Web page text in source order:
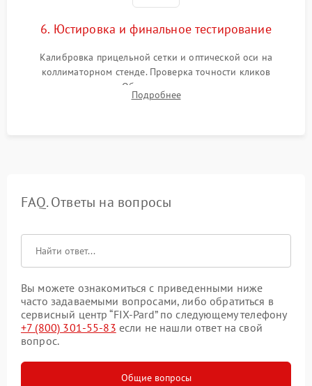
6. Юстировка и финальное тестирование
Калибровка прицельной сетки и оптической оси на
коллиматорном стенде. Проверка точности кликов
механизма поправок. Обязательное испытание прицела на
ударном стенде для проверки устойчивости к отдаче и
Подробнее
FAQ. Ответы на вопросы
Вы можете ознакомиться с приведенными ниже
часто задаваемыми вопросами, либо обратиться в
сервисный центр “FIX-Pard” по следующему телефону
+7 (800) 301-55-83 если не нашли ответ на свой
вопрос.
Общие вопросы